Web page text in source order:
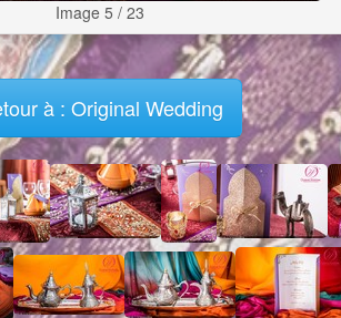
Image 5 / 23
à : Original Wedding